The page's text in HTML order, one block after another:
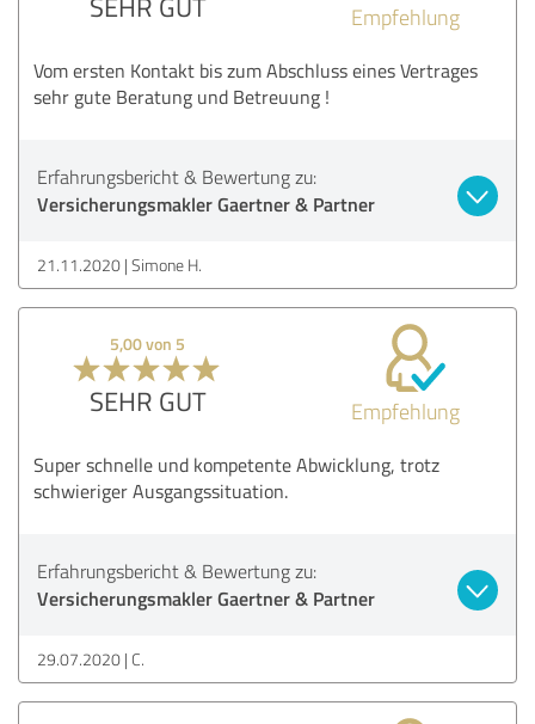
Empfehlung
Vom ersten Kontakt bis zum Abschluss eines Vertrages
sehr gute Beratung und Betreuung !
Erfahrungsbericht & Bewertung zu:
Versicherungsmakler Gaertner & Partner
21.11.2020 Simone H.
5,00 von 5
SEHR GUT Empfehlung
Super schnelle und kompetente Abwicklung, trotz
schwieriger Ausgangssituation.
Erfahrungsbericht & Bewertung zu:
Versicherungsmakler Gaertner & Partner
29.07.2020 C.